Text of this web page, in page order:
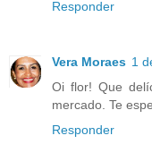
Responder
Vera Moraes 1
Oi flor! Que
mercado. Te
Responder